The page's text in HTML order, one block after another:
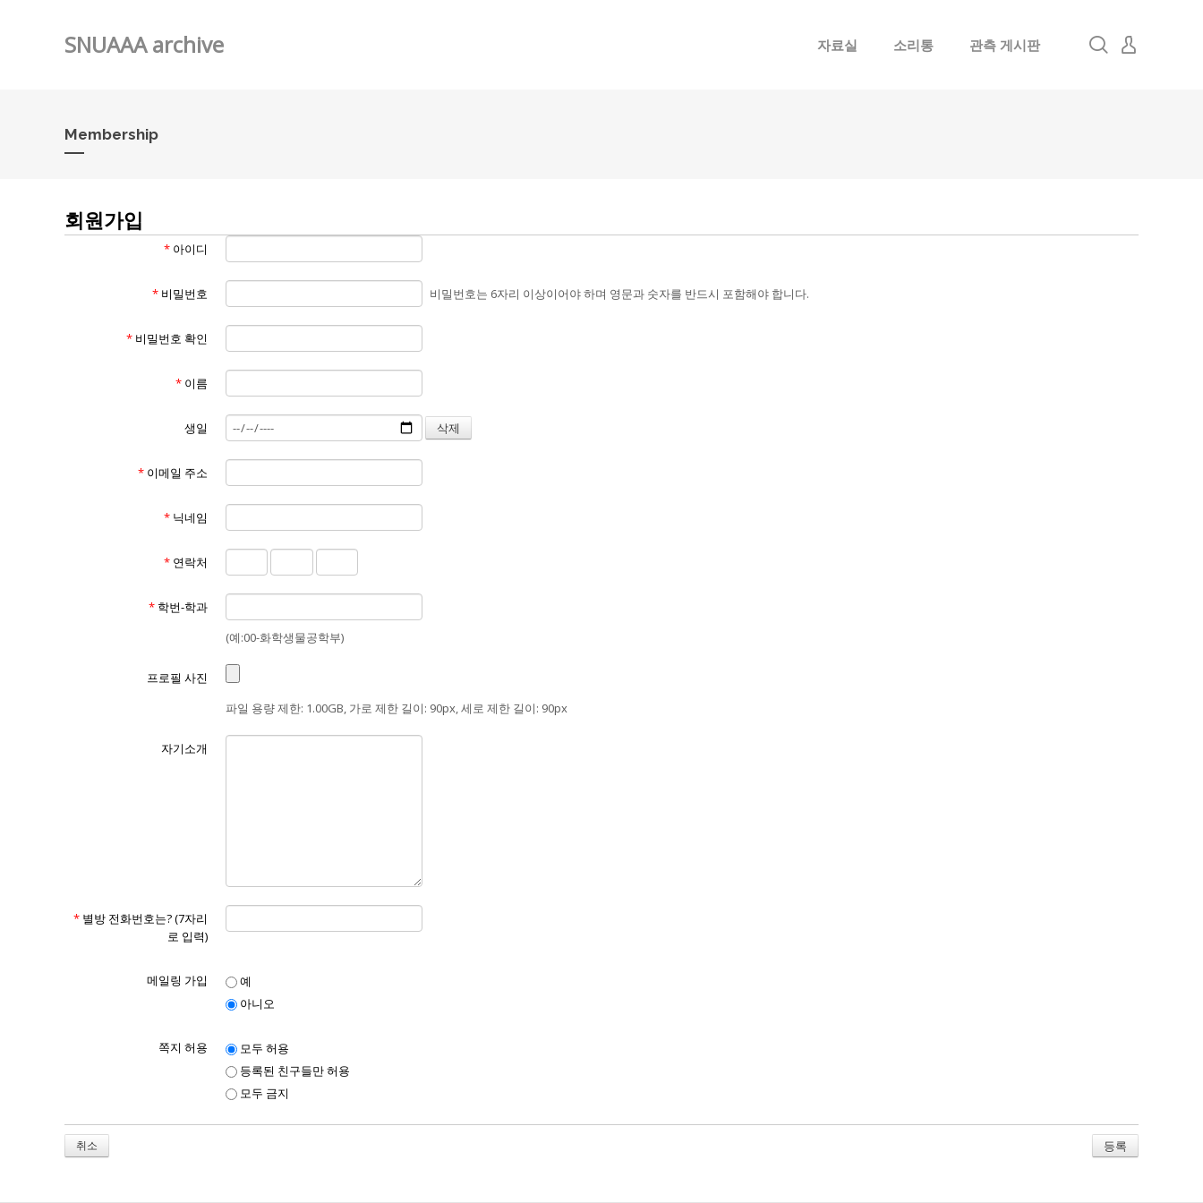
SNUAAA archive 자료실 소리통 관측 게시판
Membership
회원가입
* 아이디
* 비밀번호 비밀번호는 6자리 이상이어야 하며 영문과 숫자를 반드시 포함해야 합니다.
* 비밀번호 확인
* 이름
생일
* 이메일 주소
* 닉네임
* 연락처
* 학번-학과
(예:00-화학생물공학부)
프로필 사진
파일 용량 제한: 1.00GB, 가로 제한 길이: 90px, 세로 제한 길이: 90px
자기소개
* 별방 전화번호는? (7자리
로 입력)
메일링 가입
예
아니오
쪽지 허용
모두 허용
등록된 친구들만 허용
모두 금지
취소